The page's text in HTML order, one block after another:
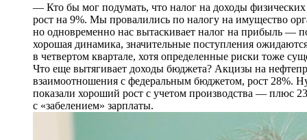
— Кто бы мог подумать, что налог на доходы физических
рост на 9%. Мы провалились по налогу на имущество
но одновременно нас вытаскивает налог на прибыль —
хорошая динамика, значительные поступления
в четвертом квартале, хотя определенные риски тоже
Что еще вытягивает доходы бюджета? Акцизы на
взаимоотношения с федеральным бюджетом, рост 28%.
показали хороший рост с учетом производства — плюс
с «забелением» зарплаты.